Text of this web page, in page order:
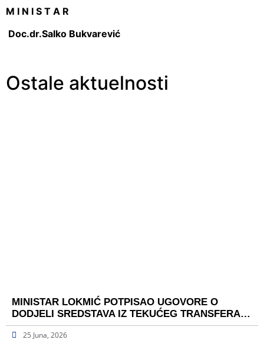
M I N I S T A R
Doc.dr.Salko Bukvarević
Ostale aktuelnosti
MINISTAR LOKMIĆ POTPISAO UGOVORE O
DODJELI SREDSTAVA IZ TEKUĆEG TRANSFERA…
25 Juna, 2026